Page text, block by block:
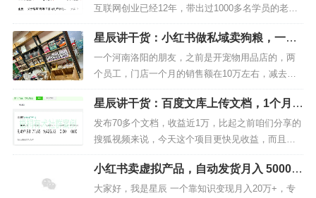
：简要说明账号的定位和带货方向，例如 “专注
分享时尚穿搭，带你发现潮流好物”“搜罗各种实用居家
好物，为你的生活添彩”，同时引导用户关注和购物。
2. 开通带货权限
带货规则要求账号有超过500个有效粉丝才能开通带货功
能。若想快速开始带货，也可选择橱窗带货方式，即通
物，这种方式0粉即可操作，但转化率相对较低。
开通带货权限路径：抖音-我-右上方三条横线，在出
7个月还清200万负债，赚钱的方法很重要！今天咱
们就再...
互联网创业已经12年，带出过1000多名学员的老司
机，如果你对我还不够了解的，可以看看下面这篇
文章，我会告诉你，我是如何从负债20多万，后
来，靠知识变现成功翻身上岸的！做知识变现3年，
7个月还清208万负债，赚钱的方法很重要！我的一
位小学同学，去年还在...
星辰讲干货：小红书做私域卖狗粮，一个
月挣10万+
一个河南洛阳的朋友，之前是开宠物用品店的，两
个员工，门店一个月的销售额在10万左右，减去杂
七杂八的费用，每个月能落两万多元。后来口罩期
间关门不干了，开始家里蹲，去年年初房贷连续3个
月还不上，开始急了。正好去年在洛阳那边帮朋友
公司做员工私域培训，中间一块吃了个饭，他真的
是穷途末路了，连70块钱的饭钱都...
星辰讲干货：百度文库上传文档，1个月2
000-5000管道收益
发布70多个文档，收益近1万，比起之前咱们分享的
搜狐视频来说，今天这个项目更快见收益，而且更
稳定一些，搜狐视频项目可以说大部分账号前期流
量都很差，而且没有发布补贴，即便你发布了1000
个视频，平台也不会给你任何补偿。但是，今天这
小红书卖虚拟产品，自动发货月入 5000
+，4 步实操拆解（附零成本启动指南）
大家好，我是星辰 一个靠知识变现月入20万+，专